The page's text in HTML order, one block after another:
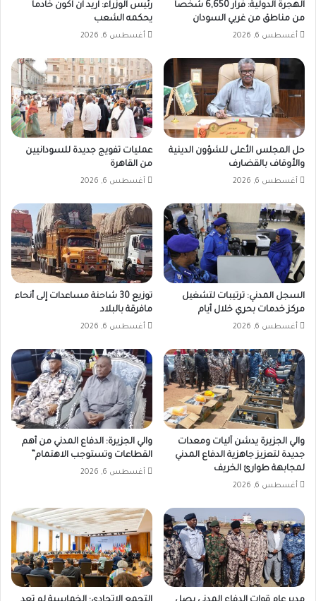
الهجرة الدولية: فرار 6,650 شخصاً
من مناطق من غربي السودان
أغسطس 6, 2026
رئيس الوزراء: اريد ان اكون خادماً
يحكمه الشعب
أغسطس 6, 2026
حل المجلس الأعلى للشؤون الدينية
والأوقاف بالقضارف
أغسطس 6, 2026
عمليات تفويج جديدة للسودانيين
من القاهرة
أغسطس 6, 2026
السجل المدني: ترتيبات لتشغيل
مركز خدمات بحري خلال أيام
أغسطس 6, 2026
توزيع 30 شاحنة مساعدات إلى أنحاء
مافرقة بالبلاد
أغسطس 6, 2026
والي الجزيرة يدشن آليات ومعدات
جديدة لتعزيز جاهزية الدفاع المدني
لمجابهة طوارئ الخريف
أغسطس 6, 2026
والي الجزيرة: الدفاع المدني من أهم
القطاعات وتستوجب الاهتمام”
أغسطس 6, 2026